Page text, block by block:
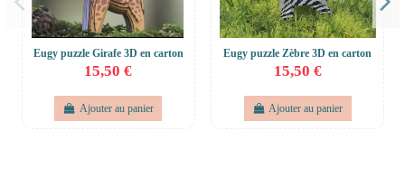
Eugy puzzle Girafe 3D en carton
15,50 €
Ajouter au panier
Eugy puzzle Zèbre 3D en carton
15,50 €
Ajouter au panier